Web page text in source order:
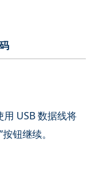
用 USB 数据线将
钮继续。